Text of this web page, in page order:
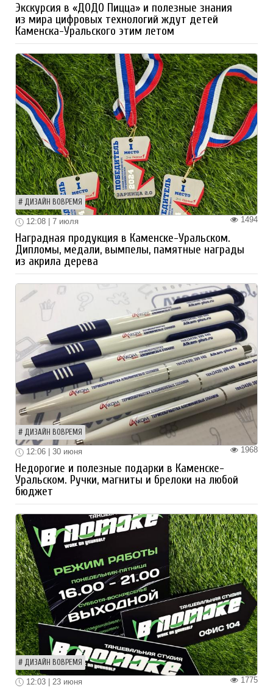
Экскурсия в «ДОДО Пицца» и полезные знания
из мира цифровых технологий ждут детей
Каменска-Уральского этим летом
ДИЗАЙН ВОВРЕМЯ
1494
12:08 | 7 июля
Наградная продукция в Каменске-Уральском.
Дипломы, медали, вымпелы, памятные награды
из акрила дерева
ДИЗАЙН ВОВРЕМЯ
1968
12:06 | 30 июня
Недорогие и полезные подарки в Каменске-
Уральском. Ручки, магниты и брелоки на любой
бюджет
ДИЗАЙН ВОВРЕМЯ
1775
12:03 | 23 июня